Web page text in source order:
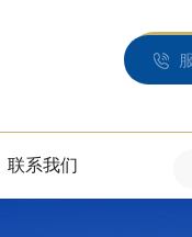
联系我们